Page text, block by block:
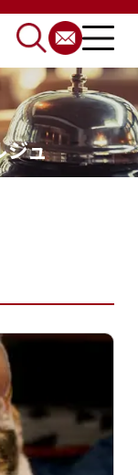
ジュ